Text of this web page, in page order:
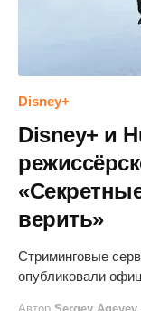
Disney+
Disney+ и
верить»
Стриминговые
опубликовали